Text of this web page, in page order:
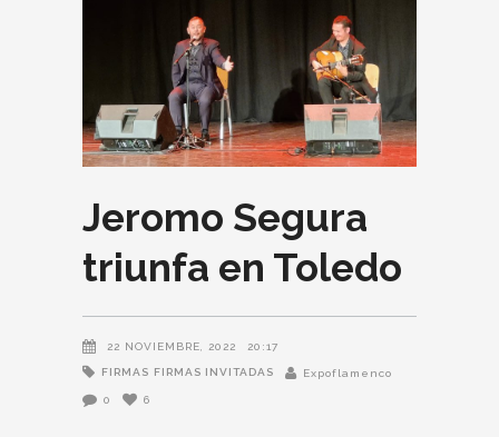
Jeromo Segura
triunfa en Toledo
22 NOVIEMBRE, 2022 20:17
FIRMAS FIRMAS INVITADAS Expoflamenco
0 6